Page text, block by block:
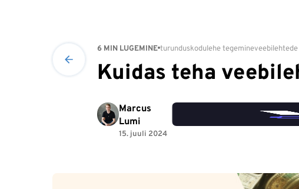
6 MIN LUGEMINE turunduskodulehe tegemine
Kuidas teha
Marcus
Lumi
15. juuli 2024